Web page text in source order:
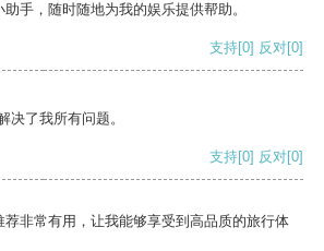
手，随时随地为我的娱乐提供帮助。
支持[0] 反对[0]
决了我所有问题。
支持[0] 反对[0]
非常有用，让我能够享受到高品质的旅行体